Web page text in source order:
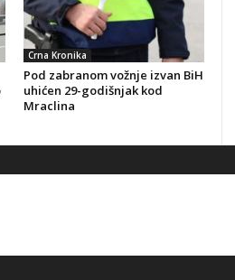
Crna Kronika
Pod zabranom vožnje izvan BiH
uhićen 29-godišnjak kod
Mraclina